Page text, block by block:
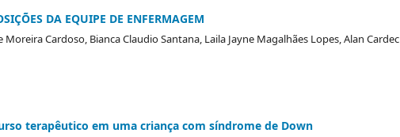
DA EQUIPE DE ENFERMAGEM
Cardoso, Bianca Claudio Santana, Laila Jayne Magalhães Lopes, Alan Cardec
terapêutico em uma criança com síndrome de Down